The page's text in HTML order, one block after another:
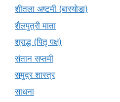
शीतला अष्टमी (बास्योडा)
शैलपुत्री माता
श्राद्ध (पितृ पक्ष)
संतान सप्तमी
समुद्र शास्त्र
साधना